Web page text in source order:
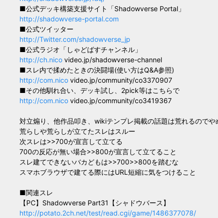
■公式デッキ構築支援サイト「Shadowverse Portal」
http://shadowverse-portal.com
■公式ツイッター
http://Twitter.com/shadowverse_jp
■公式ラジオ「しゃどばすチャンネル」
http://ch.nico video.jp/shadowverse-channel
■スレ内で揉めたときの決闘場(使い方はQ&A参照)
http://com.nico video.jp/community/co3370907
■その他馴れ合い、デッキ試し、2pick等はこちらで
http://com.nico video.jp/community/co3419367
対立煽り、他作品叩き、wikiテンプレ掲載の話題は荒れるのでや
荒らしや荒らしが立てたスレはスルー
次スレは>>700が宣言して立てる
700の反応が無い場合>>800が宣言して立てること
スレ建てできないバカどもは>>700>>800を踏むな
スマホブラウザで建てる際にはURL短縮に気をつけること
■関連スレ
【PC】Shadowverse Part31【シャドウバース】
http://potato.2ch.net/test/read.cgi/game/1486377078/